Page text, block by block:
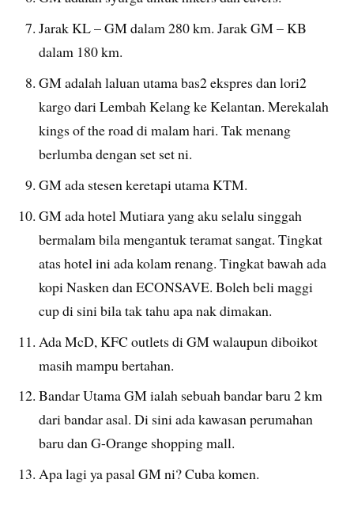
Jarak KL – GM dalam 280 km. Jarak GM – KB
dalam 180 km.
GM adalah laluan utama bas2 ekspres dan lori2
kargo dari Lembah Kelang ke Kelantan. Merekalah
kings of the road di malam hari. Tak menang
berlumba dengan set set ni.
GM ada stesen keretapi utama KTM.
GM ada hotel Mutiara yang aku selalu singgah
bermalam bila mengantuk teramat sangat. Tingkat
atas hotel ini ada kolam renang. Tingkat bawah ada
kopi Nasken dan ECONSAVE. Boleh beli maggi
cup di sini bila tak tahu apa nak dimakan.
Ada McD, KFC outlets di GM walaupun diboikot
masih mampu bertahan.
Bandar Utama GM ialah sebuah bandar baru 2 km
dari bandar asal. Di sini ada kawasan perumahan
baru dan G-Orange shopping mall.
Apa lagi ya pasal GM ni? Cuba komen.